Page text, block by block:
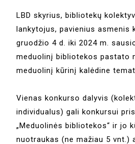
LBD skyrius, bibliotekų
lankytojus, pavienius asmenis
gruodžio 4 d. iki 2024 m.
meduolinį bibliotekos pastato
meduolinį kūrinį kalėdine
Vienas konkurso dalyvis
individualus) gali konkursui
„Meduolinės bibliotekos“ ir jo
nuotraukas (ne mažiau 5 vnt.)